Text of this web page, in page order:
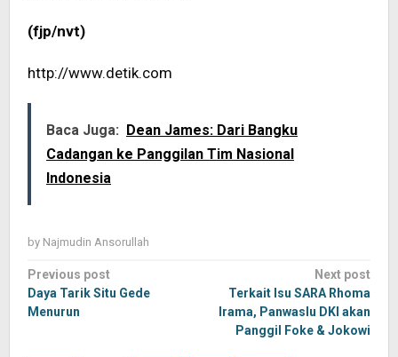
(fjp/nvt)
http://www.detik.com
Baca Juga: Dean James: Dari Bangku
Cadangan ke Panggilan Tim Nasional
Indonesia
by Najmudin Ansorullah
Post
navigation
Previous post
Daya Tarik Situ Gede
Menurun
Next post
Terkait Isu SARA Rhoma
Irama, Panwaslu DKI akan
Panggil Foke & Jokowi